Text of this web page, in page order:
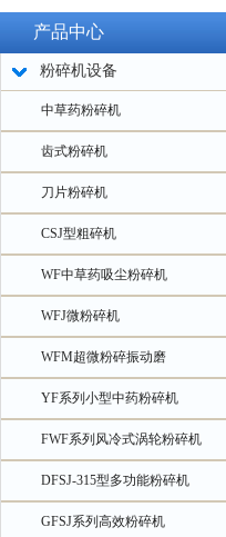
产品中心
粉碎机设备
中草药粉碎机
齿式粉碎机
刀片粉碎机
CSJ型粗碎机
WF中草药吸尘粉碎机
WFJ微粉碎机
WFM超微粉碎振动磨
YF系列小型中药粉碎机
FWF系列风冷式涡轮粉碎机
DFSJ-315型多功能粉碎机
GFSJ系列高效粉碎机